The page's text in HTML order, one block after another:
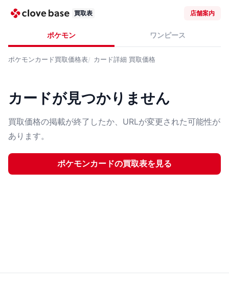
買取表 店舗案内
ポケモン ワンピース
ポケモンカード買取価格表 カード詳細 買取価格
カードが見つかりません
買取価格の掲載が終了したか、URLが変更された可能性が
あります。
ポケモンカードの買取表を見る